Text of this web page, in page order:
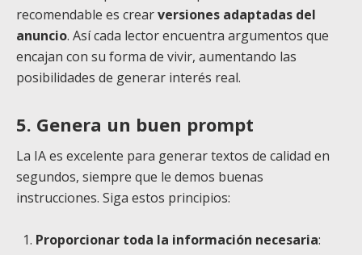
recomendable es crearversiones adaptadas del
anuncio. Así cada lector encuentra argumentos que
encajan con su forma de vivir, aumentando las
posibilidades de generar interés real.
5. Genera un buen prompt
La IA es excelente para generar textos de calidad en
segundos, siempre que le demos buenas
instrucciones. Siga estos principios:
Proporcionar toda la información necesaria: